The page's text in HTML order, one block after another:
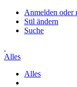
Anmelden oder
Stil ändern
Suche
Alles
Alles